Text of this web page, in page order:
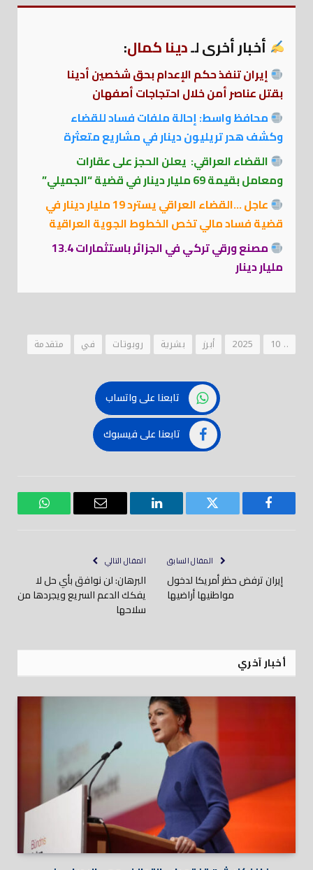
أخبار أخرى لـدينا كمال:
إيران تنفذ حكم الإعدام بحق شخصين أدينا
بقتل عناصر أمن خلال احتجاجات أصفهان
محافظ واسط: إحالة ملفات فساد للقضاء
وكشف هدر تريليون دينار في مشاريع متعثرة
القضاء العراقي: يعلن الحجز على عقارات
ومعامل بقيمة 69 مليار دينار في قضية “الجميلي”
عاجل …القضاء العراقي يسترد 19 مليار دينار في
قضية فساد مالي تخص الخطوط الجوية العراقية
مصنع ورقي تركي في الجزائر باستثمارات 13.4
مليار دينار
.. 10
2025 أبرز بشرية روبوتات في متقدمة
تابعنا على واتساب
تابعنا على فيسبوك
فيسبوك تويتر لينكدود
بريد
واتساب
المقال السابق
إيران ترفض حظر أمريكا لدخول
مواطنيها أراضيها
المقال التالي
البرهان: لن نوافق بأي حل لا
يفكك الدعم السريع ويجردها من
سلاحها
أخبار آخري